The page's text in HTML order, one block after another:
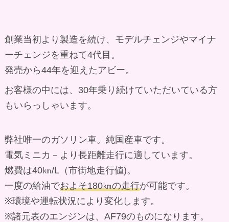
創業当初より製造を続け、モデルチェンジやマイナ
ーチェンジを重ねて4代目。
発売から44年を迎えたアビー。
お客様の中には、30年乗り続けていただいている方
もいらっしゃいます。
弊社唯一のガソリン車。純国産車です。
電気ミニカ－より長距離走行に適しています。
燃費は40㎞/L（市街地走行値)。
一度の給油でおよそ180㎞の走行が可能です。
※環境や運転状況により変化します。
※諸元表のエンジンは、AF79のものになります。